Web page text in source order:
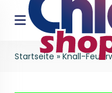
Startseite »Knall-